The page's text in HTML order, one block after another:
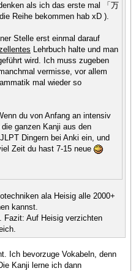
als ich das erste mal 「万
Reihe bekommen hab xD ).
Stelle erst einmal darauf
Lehrbuch halte und man
wird. Ich muss zugeben
vermisse, vor allem
mal wieder so
du von Anfang an intensiv
ganzen Kanji aus den
Dingern bei Anki ein, und
Zeit du hast 7-15 neue
ala Heisig alle 2000+
kannst.
Fazit: Auf Heisig verzichten
Ich bevorzuge Vokabeln, denn
Kanji lerne ich dann